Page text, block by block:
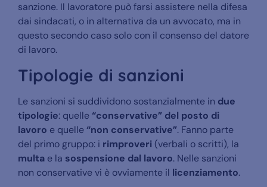
sanzione. Il lavoratore può farsi assistere nella difesa
dai sindacati, o in alternativa da un avvocato, ma in
questo secondo caso solo con il consenso del datore
di lavoro.
Tipologie di sanzioni
Le sanzioni si suddividono sostanzialmente in due
tipologie: quelle “conservative” del posto di
lavoro e quelle “non conservative”. Fanno parte
del primo gruppo: i rimproveri (verbali o scritti), la
multa e la sospensione dal lavoro. Nelle sanzioni
non conservative vi è ovviamente il licenziamento.